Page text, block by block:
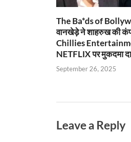
The Ba*ds of
वानखेड़े ने शाहरुख की
Chillies
NETFLIX पर मुकदमा
September 26, 2025
Leave a Reply